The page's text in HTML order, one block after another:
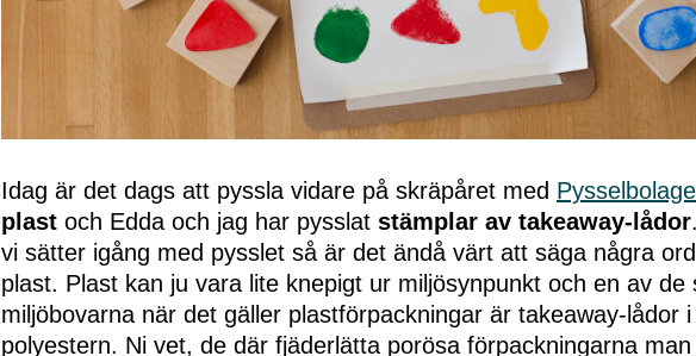
Idag är det dags att pyssla vidare på skräpåret med
plast och Edda och jag har pysslat stämplar av takeaway-lådor
vi sätter igång med pysslet så är det ändå värt att säga några
plast. Plast kan ju vara lite knepigt ur miljösynpunkt och en av de
miljöbovarna när det gäller plastförpackningar är takeaway-lådor
polyestern. Ni vet, de där fjäderlätta porösa förpackningarna